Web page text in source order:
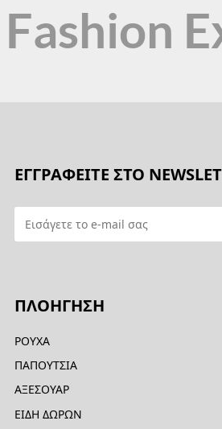
ΕΓΓΡΑΦΕΙΤΕ ΣΤΟ
ΠΛΟΗΓΗΣΗ
ΡΟΥΧΑ
ΠΑΠΟΥΤΣΙΑ
ΑΞΕΣΟΥΑΡ
ΕΙΔΗ ΔΩΡΩΝ